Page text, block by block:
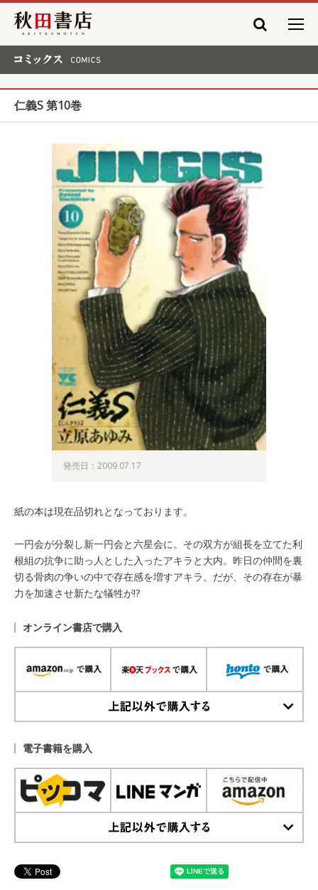
秋田書店
仁義S 第10巻
発売日：2009.07.17
紙の本は現在品切れとなっております。
一円会が分裂し新一円会と六星会に。その双方が組長を立てた利
根組の抗争に助っ人とした入ったアキラと大内。昨日の仲間を裏
切る骨肉の争いの中で存在感を増すアキラ。だが、その存在が暴
力を加速させ新たな犠牲が!?
オンライン書店で購入
電子書籍を購入